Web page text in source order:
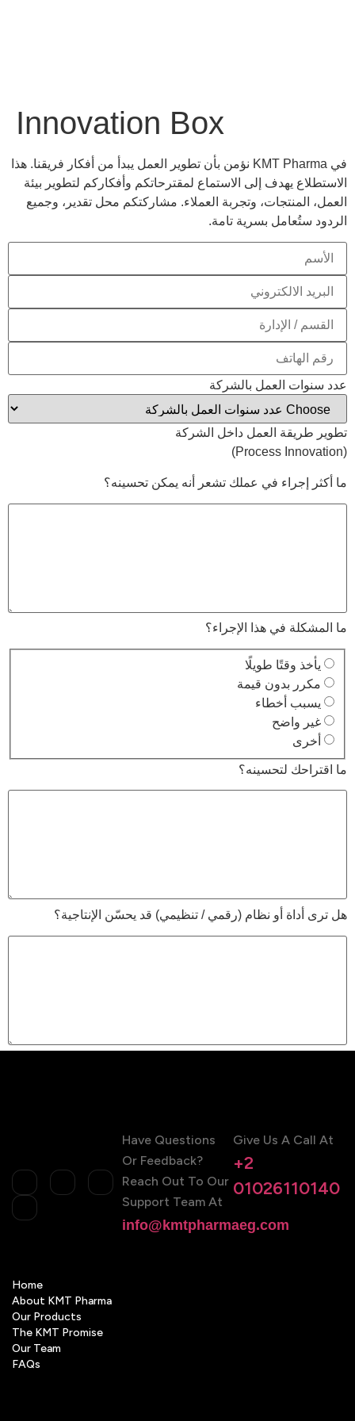
Innovation Box
في KMT Pharma نؤمن بأن تطوير العمل يبدأ من أفكار فريقنا. هذا
الاستطلاع يهدف إلى الاستماع لمقترحاتكم وأفكاركم لتطوير بيئة
العمل، المنتجات، وتجربة العملاء. مشاركتكم محل تقدير، وجميع
الردود ستُعامل بسرية تامة.
عدد سنوات العمل بالشركة
تطوير طريقة العمل داخل الشركة
(Process Innovation)
ما أكثر إجراء في عملك تشعر أنه يمكن تحسينه؟
ما المشكلة في هذا الإجراء؟
يأخذ وقتًا طويلًا
مكرر بدون قيمة
يسبب أخطاء
غير واضح
أخرى
ما اقتراحك لتحسينه؟
هل ترى أداة أو نظام (رقمي / تنظيمي) قد يحسّن الإنتاجية؟
Have Questions
Or Feedback?
Reach Out To Our
Support Team At
info@kmtpharmaeg.com
Give Us A Call At
+2
01026110140
Home
About KMT Pharma
Our Products
The KMT Promise
Our Team
FAQs